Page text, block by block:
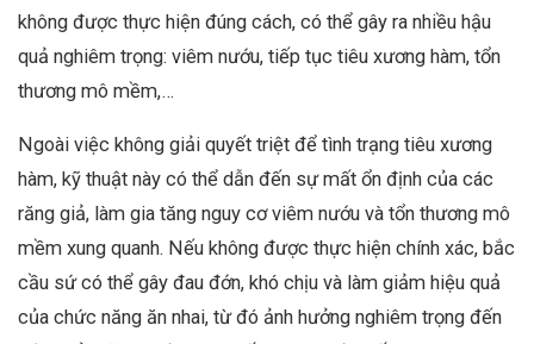
không được thực hiện đúng cách, có thể gây ra nhiều hậu
quả nghiêm trọng: viêm nướu, tiếp tục tiêu xương hàm, tổn
thương mô mềm,…
Ngoài việc không giải quyết triệt để tình trạng tiêu xương
hàm, kỹ thuật này có thể dẫn đến sự mất ổn định của các
răng giả, làm gia tăng nguy cơ viêm nướu và tổn thương mô
mềm xung quanh. Nếu không được thực hiện chính xác, bắc
cầu sứ có thể gây đau đớn, khó chịu và làm giảm hiệu quả
của chức năng ăn nhai, từ đó ảnh hưởng nghiêm trọng đến